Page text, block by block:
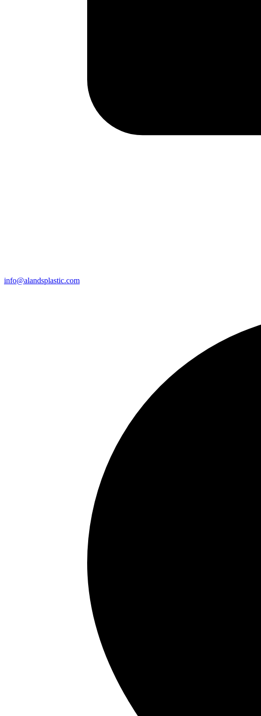
info@alandsplastic.com